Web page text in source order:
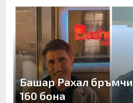
Башар Рахал
160 бона